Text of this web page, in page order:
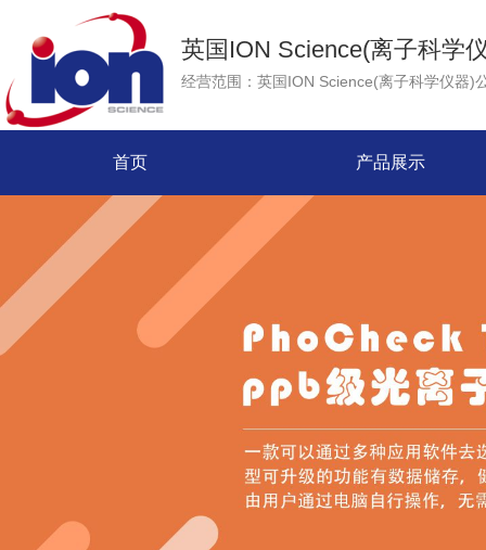
英国ION Science(离子科学
首页 产品展示